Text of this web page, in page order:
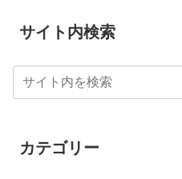
サイト内検索
カテゴリー